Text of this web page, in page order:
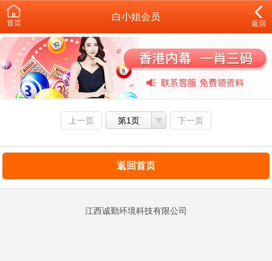
首页
白小姐会员
返回
上一页 第1页 下一页
返回首页
江西诚勤环境科技有限公司